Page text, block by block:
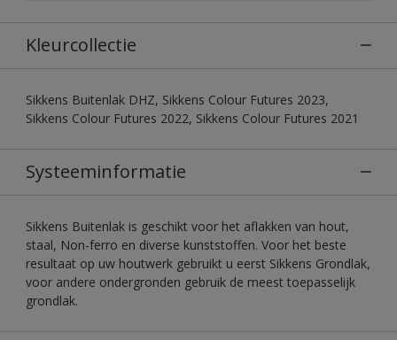
Kleurcollectie
Sikkens Buitenlak DHZ, Sikkens Colour Futures 2023,
Sikkens Colour Futures 2022, Sikkens Colour Futures 2021
Systeeminformatie
Sikkens Buitenlak is geschikt voor het aflakken van hout,
staal, Non-ferro en diverse kunststoffen. Voor het beste
resultaat op uw houtwerk gebruikt u eerst Sikkens Grondlak,
voor andere ondergronden gebruik de meest toepasselijk
grondlak.